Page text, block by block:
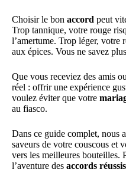
Choisir le bon accord peut
Trop tannique, votre rouge
l’amertume. Trop léger, votre
aux épices. Vous ne savez
Que vous receviez des amis
réel : offrir une expérience
voulez éviter que votre
au fiasco.
Dans ce guide complet, nous
saveurs de votre couscous et
vers les meilleures bouteilles.
l’aventure des accords réussis